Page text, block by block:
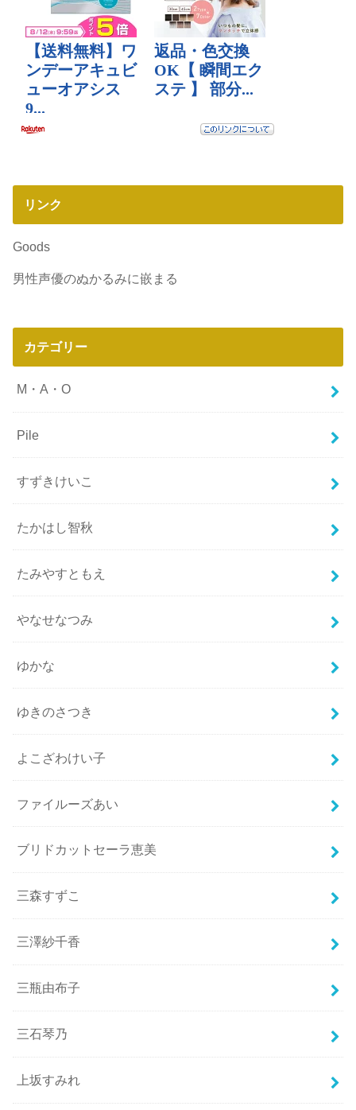
リンク
Goods
男性声優のぬかるみに嵌まる
カテゴリー
M・A・O
Pile
すずきけいこ
たかはし智秋
たみやすともえ
やなせなつみ
ゆかな
ゆきのさつき
よこざわけい子
ファイルーズあい
ブリドカットセーラ恵美
三森すずこ
三澤紗千香
三瓶由布子
三石琴乃
上坂すみれ